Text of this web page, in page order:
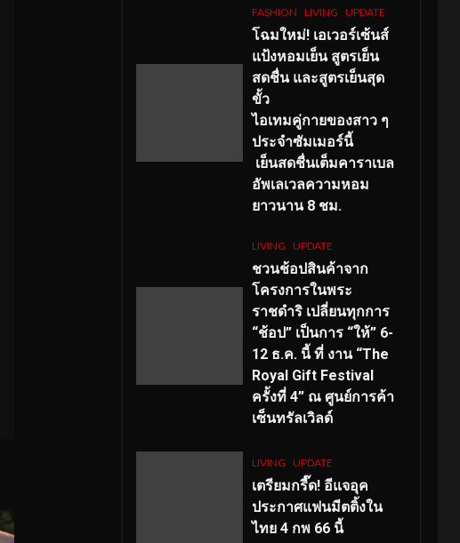
FASHION LIVING UPDATE
โฉมใหม่! เอเวอร์เซ้นส์
แป้งหอมเย็น สูตรเย็น
สดชื่น และสูตรเย็นสุด
ขั้ว
ไอเทมคู่กายของสาว ๆ
ประจำซัมเมอร์นี้
เย็นสดชื่นเต็มคาราเบล
อัพเลเวลความหอม
ยาวนาน 8 ชม.
LIVING UPDATE
ชวนช้อปสินค้าจาก
โครงการในพระ
ราชดำริ เปลี่ยนทุกการ
“ช้อป” เป็นการ “ให้” 6-
12 ธ.ค. นี้ ที่ งาน “The
Royal Gift Festival
ครั้งที่ 4” ณ ศูนย์การค้า
เซ็นทรัลเวิลด์
LIVING UPDATE
เตรียมกรี๊ด! อีแจอุค
ประกาศแฟนมีตติ้งใน
ไทย 4 กพ 66 นี้